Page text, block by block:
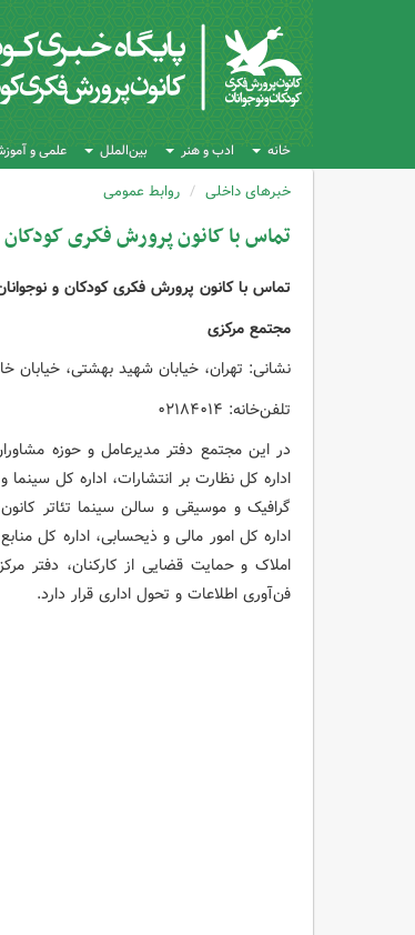
خانه ادب و هنر بین‌الملل علمی و
خبرهای داخلی روابط عمومی
تماس با کانون پرورش فکری کودکان
تماس با کانون پرورش فکری کودکان و
مجتمع مرکزی
نشانی: تهران، خیابان شهید بهشتی، خیابان خالد اسلامبولی،
تلفن‌خانه: ۰۲۱۸۴۰۱۴
در این مجتمع دفتر مدیرعامل و حوزه
اداره کل نظارت بر انتشارات، اداره کل
گرافیک و موسیقی و سالن سینما تئاتر
اداره کل امور مالی و ذیحسابی، اداره کل
املاک و حمایت قضایی از کارکنان، دﻓﺘﺮ
ﻓن‌آوری اﻃﻼعات و ﺗﺤﻮل اداری قرار دارد.